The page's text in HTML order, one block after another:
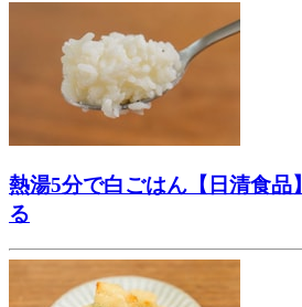
熱湯5分で白ごはん【日清食品
る